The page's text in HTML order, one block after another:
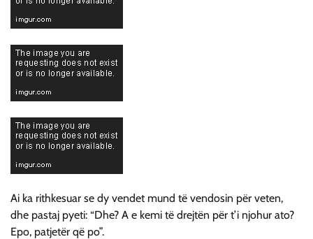
Ai ka rithkesuar se dy vendet mund të vendosin për veten,
dhe pastaj pyeti: “Dhe? A e kemi të drejtën për t’i njohur ato?
Epo, patjetër që po”.